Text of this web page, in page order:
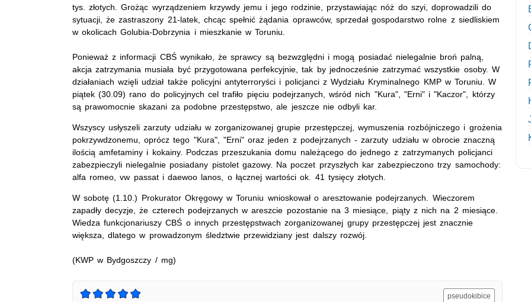
tys. złotych. Grożąc wyrządzeniem krzywdy jemu i jego rodzinie, przystawiając nóż do szyi, doprowadzili do
sytuacji, że zastraszony 21-latek, chcąc spełnić żądania oprawców, sprzedał gospodarstwo rolne z siedliskiem
w okolicach Golubia-Dobrzynia i mieszkanie w Toruniu.
Ponieważ z informacji CBŚ wynikało, że sprawcy są bezwzględni i mogą posiadać nielegalnie broń palną,
akcja zatrzymania musiała być przygotowana perfekcyjnie, tak by jednocześnie zatrzymać wszystkie osoby. W
działaniach wzięli udział także policyjni antyterroryści i policjanci z Wydziału Kryminalnego KMP w Toruniu. W
piątek (30.09) rano do policyjnych cel trafiło pięciu podejrzanych, wśród nich "Kura", "Erni" i "Kaczor", którzy
są prawomocnie skazani za podobne przestępstwo, ale jeszcze nie odbyli kar.
Wszyscy usłyszeli zarzuty udziału w zorganizowanej grupie przestępczej, wymuszenia rozbójniczego i grożenia
pokrzywdzonemu, oprócz tego "Kura", "Erni" oraz jeden z podejrzanych - zarzuty udziału w obrocie znaczną
ilością amfetaminy i kokainy. Podczas przeszukania domu należącego do jednego z zatrzymanych policjanci
zabezpieczyli nielegalnie posiadany pistolet gazowy. Na poczet przyszłych kar zabezpieczono trzy samochody:
alfa romeo, vw passat i daewoo lanos, o łącznej wartości ok. 41 tysięcy złotych.
W sobotę (1.10.) Prokurator Okręgowy w Toruniu wnioskował o aresztowanie podejrzanych. Wieczorem
zapadły decyzje, że czterech podejrzanych w areszcie pozostanie na 3 miesiące, piąty z nich na 2 miesiące.
Wiedza funkcjonariuszy CBŚ o innych przestępstwach zorganizowanej grupy przestępczej jest znacznie
większa, dlatego w prowadzonym śledztwie przewidziany jest dalszy rozwój.
(KWP w Bydgoszczy / mg)
pseudokibice